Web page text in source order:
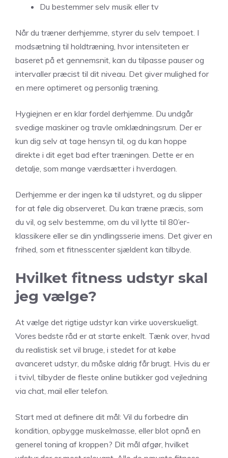
Du bestemmer selv musik eller tv
Når du træner derhjemme, styrer du selv tempoet. I
modsætning til holdtræning, hvor intensiteten er
baseret på et gennemsnit, kan du tilpasse pauser og
intervaller præcist til dit niveau. Det giver mulighed for
en mere optimeret og personlig træning.
Hygiejnen er en klar fordel derhjemme. Du undgår
svedige maskiner og travle omklædningsrum. Der er
kun dig selv at tage hensyn til, og du kan hoppe
direkte i dit eget bad efter træningen. Dette er en
detalje, som mange værdsætter i hverdagen.
Derhjemme er der ingen kø til udstyret, og du slipper
for at føle dig observeret. Du kan træne præcis, som
du vil, og selv bestemme, om du vil lytte til 80’er-
klassikere eller se din yndlingsserie imens. Det giver en
frihed, som et fitnesscenter sjældent kan tilbyde.
Hvilket fitness udstyr skal
jeg vælge?
At vælge det rigtige udstyr kan virke uoverskueligt.
Vores bedste råd er at starte enkelt. Tænk over, hvad
du realistisk set vil bruge, i stedet for at købe
avanceret udstyr, du måske aldrig får brugt. Hvis du er
i tvivl, tilbyder de fleste online butikker god vejledning
via chat, mail eller telefon.
Start med at definere dit mål: Vil du forbedre din
kondition, opbygge muskelmasse, eller blot opnå en
generel toning af kroppen? Dit mål afgør, hvilket